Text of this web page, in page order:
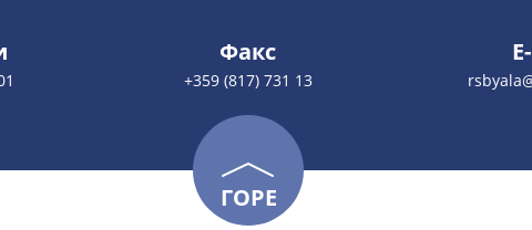
Факс
+359 (817) 731 13
ГОРЕ